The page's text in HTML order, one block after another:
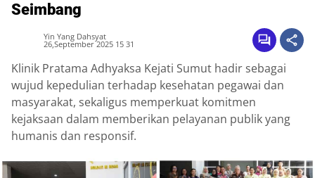
Seimbang
Yin Yang Dahsyat
26,September 2025 15 31
Klinik Pratama Adhyaksa Kejati Sumut hadir sebagai
wujud kepedulian terhadap kesehatan pegawai dan
masyarakat, sekaligus memperkuat komitmen
kejaksaan dalam memberikan pelayanan publik yang
humanis dan responsif.